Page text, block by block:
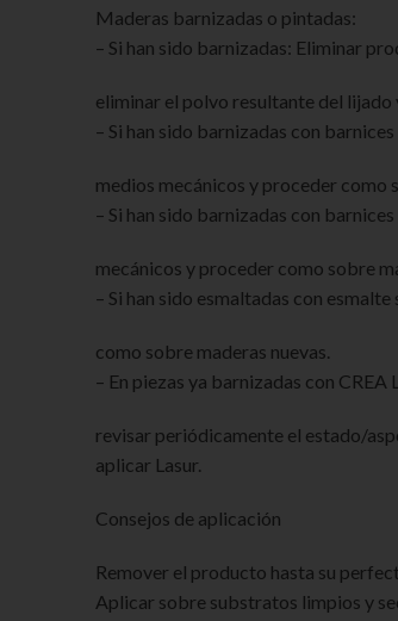
Maderas barnizadas o pintadas:
– Si han sido barnizadas: Eliminar
eliminar el polvo resultante del
– Si han sido barnizadas con
medios mecánicos y proceder como
– Si han sido barnizadas con
mecánicos y proceder como sobre
– Si han sido esmaltadas con
como sobre maderas nuevas.
– En piezas ya barnizadas con
revisar periódicamente el estado/
aplicar Lasur.
Consejos de aplicación
Remover el producto hasta su
Aplicar sobre substratos limpios y